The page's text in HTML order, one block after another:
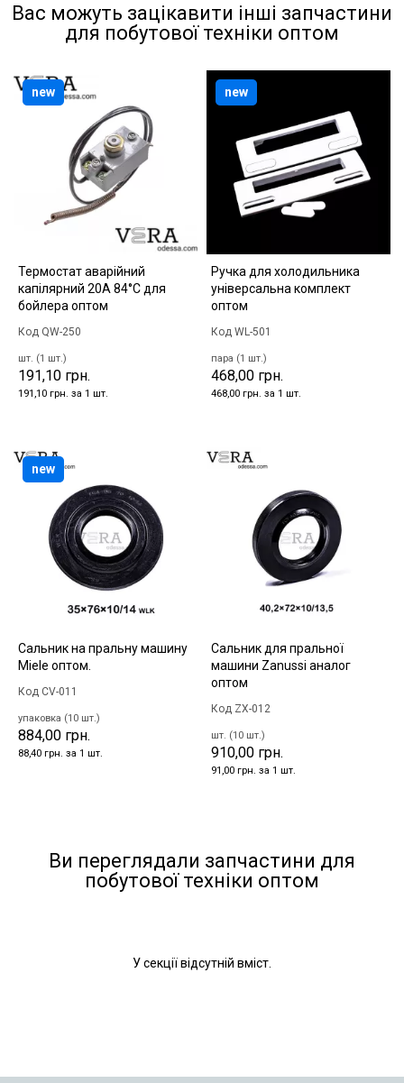
Вас можуть зацікавити інші запчастини
для побутової техніки оптом
Термостат аварійний
капілярний 20А 84°C для
бойлера оптом
Код QW-250
шт. (1 шт.)
191,10 грн.
191,10 грн. за 1 шт.
new
Ручка для холодильника
універсальна комплект
оптом
Код WL-501
пара (1 шт.)
468,00 грн.
468,00 грн. за 1 шт.
new
Сальник на пральну машину
Miele оптом.
Код CV-011
упаковка (10 шт.)
884,00 грн.
88,40 грн. за 1 шт.
new
Сальник для пральної
машини Zanussi аналог
оптом
Код ZX-012
шт. (10 шт.)
910,00 грн.
91,00 грн. за 1 шт.
Ви переглядали запчастини для
побутової техніки оптом
У секції відсутній вміст.